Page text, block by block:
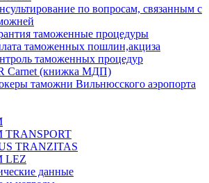
по вопросам, связанным с
таможенные процедуры
таможенных пошлин,акциза
таможенных процедур
Carnet (книжка МДП)
таможни Вильнюсского аэропорта
TRANSPORT
TRANZITAS
LEZ
данные